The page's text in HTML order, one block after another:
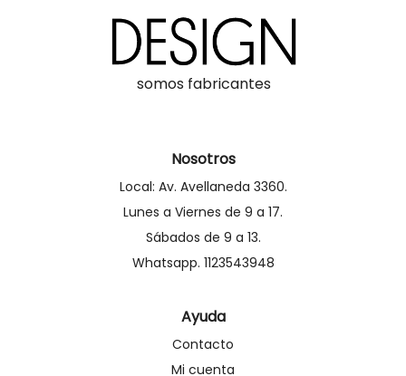
somos fabricantes
Nosotros
Local: Av. Avellaneda 3360.
Lunes a Viernes de 9 a 17.
Sábados de 9 a 13.
Whatsapp. 1123543948
Ayuda
Contacto
Mi cuenta